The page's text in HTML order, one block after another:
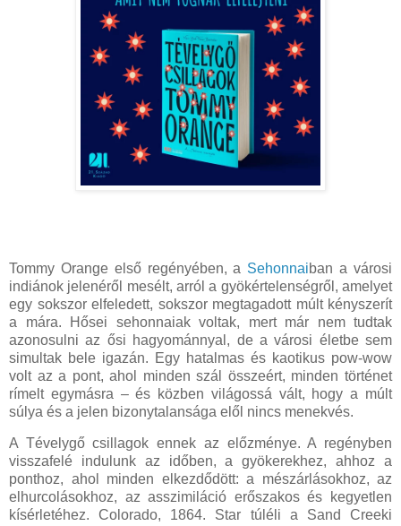
Tommy Orange első regényében, a Sehonnaiban a városi
indiánok jelenéről mesélt, arról a gyökértelenségről, amelyet
egy sokszor elfeledett, sokszor megtagadott múlt kényszerít
a mára. Hősei sehonnaiak voltak, mert már nem tudtak
azonosulni az ősi hagyománnyal, de a városi életbe sem
simultak bele igazán. Egy hatalmas és kaotikus pow-wow
volt az a pont, ahol minden szál összeért, minden történet
rímelt egymásra – és közben világossá vált, hogy a múlt
súlya és a jelen bizonytalansága elől nincs menekvés.
A Tévelygő csillagok ennek az előzménye. A regényben
visszafelé indulunk az időben, a gyökerekhez, ahhoz a
ponthoz, ahol minden elkezdődött: a mészárlásokhoz, az
elhurcolásokhoz, az asszimiláció erőszakos és kegyetlen
kísérletéhez. Colorado, 1864. Star túléli a Sand Creeki